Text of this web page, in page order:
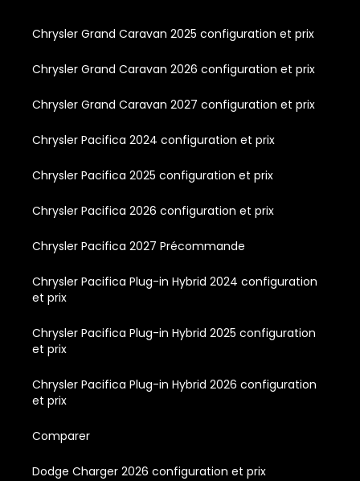
Chrysler Grand Caravan 2025 configuration et prix
Chrysler Grand Caravan 2026 configuration et prix
Chrysler Grand Caravan 2027 configuration et prix
Chrysler Pacifica 2024 configuration et prix
Chrysler Pacifica 2025 configuration et prix
Chrysler Pacifica 2026 configuration et prix
Chrysler Pacifica 2027 Précommande
Chrysler Pacifica Plug-in Hybrid 2024 configuration
et prix
Chrysler Pacifica Plug-in Hybrid 2025 configuration
et prix
Chrysler Pacifica Plug-in Hybrid 2026 configuration
et prix
Comparer
Dodge Charger 2026 configuration et prix